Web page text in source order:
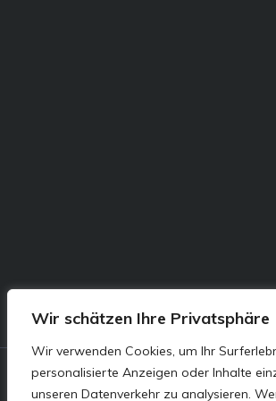
Wir schätzen Ihre Privatsphäre
Wir verwenden Cookies, um Ihr
personalisierte Anzeigen oder Inhalte
unseren Datenverkehr zu analysieren.
© E&S Motors GmbH,